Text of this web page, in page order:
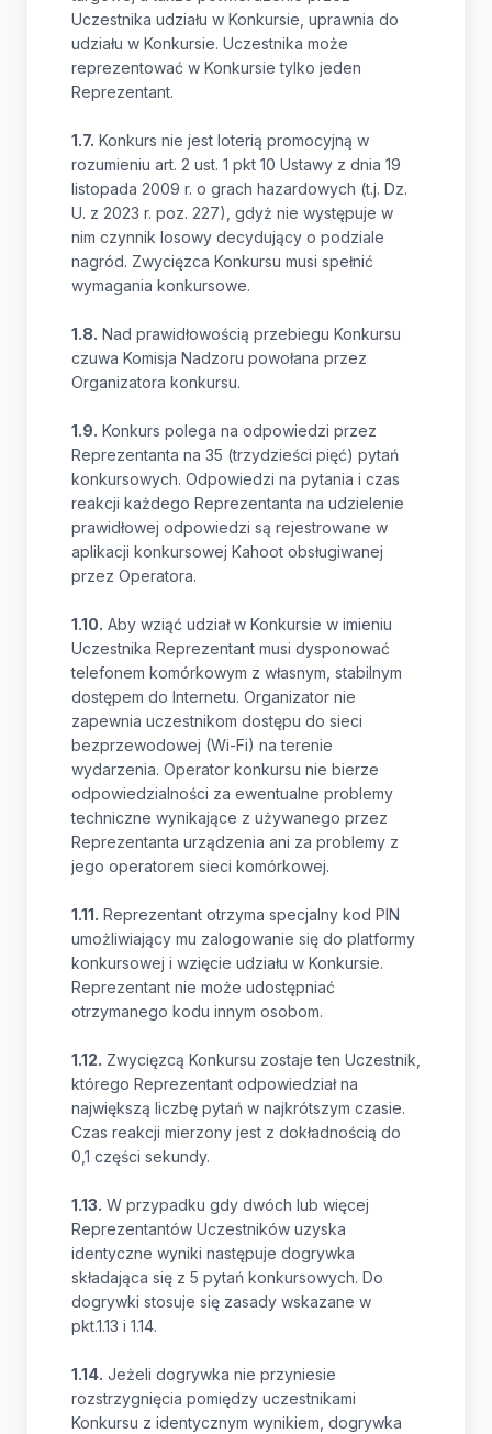
Uczestnika udziału w Konkursie, uprawnia do
udziału w Konkursie. Uczestnika może
reprezentować w Konkursie tylko jeden
Reprezentant.
1.7. Konkurs nie jest loterią promocyjną w
rozumieniu art. 2 ust. 1 pkt 10 Ustawy z dnia 19
listopada 2009 r. o grach hazardowych (t.j. Dz.
U. z 2023 r. poz. 227), gdyż nie występuje w
nim czynnik losowy decydujący o podziale
nagród. Zwycięzca Konkursu musi spełnić
wymagania konkursowe.
1.8. Nad prawidłowością przebiegu Konkursu
czuwa Komisja Nadzoru powołana przez
Organizatora konkursu.
1.9. Konkurs polega na odpowiedzi przez
Reprezentanta na 35 (trzydzieści pięć) pytań
konkursowych. Odpowiedzi na pytania i czas
reakcji każdego Reprezentanta na udzielenie
prawidłowej odpowiedzi są rejestrowane w
aplikacji konkursowej Kahoot obsługiwanej
przez Operatora.
1.10. Aby wziąć udział w Konkursie w imieniu
Uczestnika Reprezentant musi dysponować
telefonem komórkowym z własnym, stabilnym
dostępem do Internetu. Organizator nie
zapewnia uczestnikom dostępu do sieci
bezprzewodowej (Wi-Fi) na terenie
wydarzenia. Operator konkursu nie bierze
odpowiedzialności za ewentualne problemy
techniczne wynikające z używanego przez
Reprezentanta urządzenia ani za problemy z
jego operatorem sieci komórkowej.
1.11. Reprezentant otrzyma specjalny kod PIN
umożliwiający mu zalogowanie się do platformy
konkursowej i wzięcie udziału w Konkursie.
Reprezentant nie może udostępniać
otrzymanego kodu innym osobom.
1.12. Zwycięzcą Konkursu zostaje ten Uczestnik,
którego Reprezentant odpowiedział na
największą liczbę pytań w najkrótszym czasie.
Czas reakcji mierzony jest z dokładnością do
0,1 części sekundy.
1.13. W przypadku gdy dwóch lub więcej
Reprezentantów Uczestników uzyska
identyczne wyniki następuje dogrywka
składająca się z 5 pytań konkursowych. Do
dogrywki stosuje się zasady wskazane w
pkt.1.13 i 1.14.
1.14. Jeżeli dogrywka nie przyniesie
rozstrzygnięcia pomiędzy uczestnikami
Konkursu z identycznym wynikiem, dogrywka